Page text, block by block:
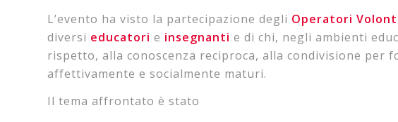
L’evento ha visto la partecipazione degli Operatori
diversi educatori e insegnanti e di chi, negli ambienti
rispetto, alla conoscenza reciproca, alla condivisione per
affettivamente e socialmente maturi.
Il tema affrontato è stato